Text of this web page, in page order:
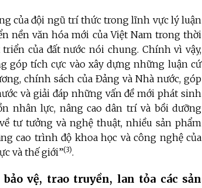
của đội ngũ trí thức trong lĩnh vực lý luận
nền văn hóa mới của Việt Nam trong thời
của đất nước nói chung. Chính vì vậy,
góp tích cực vào xây dựng những luận cứ
chính sách của Đảng và Nhà nước, góp
và giải đáp những vấn đề mới phát sinh
nhân lực, nâng cao dân trí và bồi dưỡng
tư tưởng và nghệ thuật, nhiều sản phẩm
cao trình độ khoa học và công nghệ của
và thế giới”(3).
vệ, trao truyền, lan tỏa các sản